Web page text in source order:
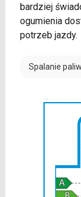
bardziej
ogumienia
potrzeb jazdy.
Spalanie